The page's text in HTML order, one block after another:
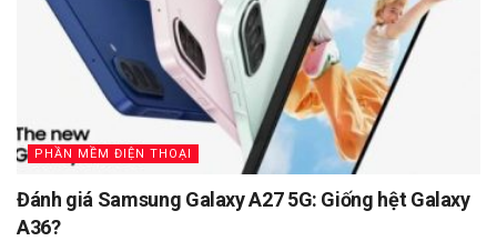
PHẦN MỀM ĐIỆN THOẠI
Đánh giá Samsung Galaxy A27 5G: Giống hệt Galaxy
A36?